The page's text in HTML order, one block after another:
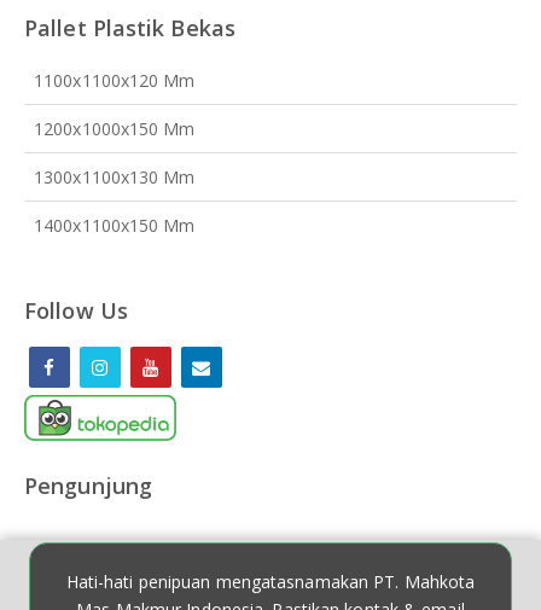
Pallet Plastik Bekas
1100x1100x120 Mm
1200x1000x150 Mm
1300x1100x130 Mm
1400x1100x150 Mm
Hati-hati penipuan mengatasnamakan PT. Mahkota
Follow Us
Pengunjung